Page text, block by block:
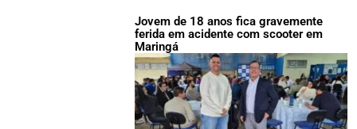
Jovem de 18 anos fica gravemente
ferida em acidente com scooter em
Maringá